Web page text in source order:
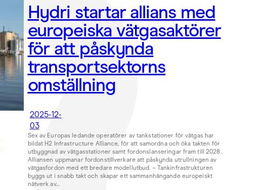
Hydri startar allians med
europeiska vätgasaktörer
för att påskynda
transportsektorns
omställning
2025-12-
03
Sex av Europas ledande operatörer av tankstationer för vätgas har
bildat H2 Infrastructure Alliance, för att samordna och öka takten för
utbyggnad av vätgasstationer samt fordonslanseringar fram till 2028.
Alliansen uppmanar fordonstillverkare att påskynda utrullningen av
vätgasfordon med ett bredare modellutbud. – Tankinfrastrukturen
byggs ut i snabb takt och skapar ett sammanhängande europeiskt
nätverk av…